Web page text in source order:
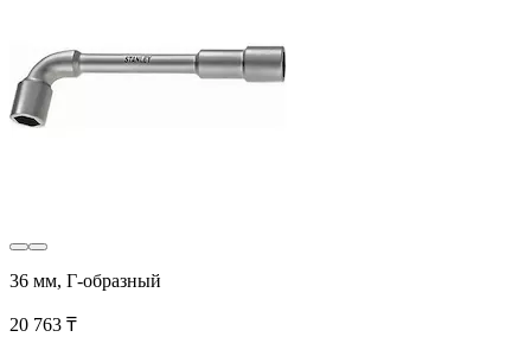
36 мм, Г-образный
20 763 ₸